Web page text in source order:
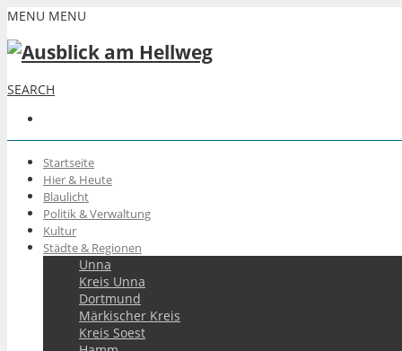
MENU MENU
SEARCH
Startseite
Hier & Heute
Blaulicht
Politik & Verwaltung
Kultur
Städte & Regionen
Unna
Kreis Unna
Dortmund
Märkischer Kreis
Kreis Soest